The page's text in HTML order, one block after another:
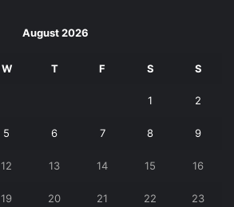
August 2026
W T F S S
1 2
5 6 7 8 9
12 13 14 15 16
19 20 21 22 23